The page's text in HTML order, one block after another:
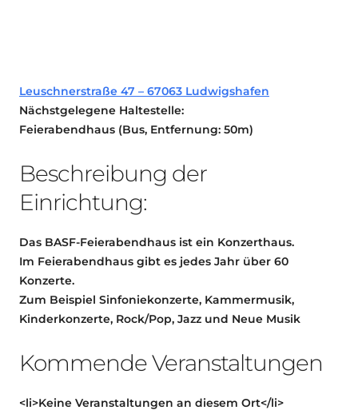
Leuschnerstraße 47 – 67063 Ludwigshafen
Nächstgelegene Haltestelle:
Feierabendhaus (Bus, Entfernung: 50m)
Beschreibung der
Einrichtung:
Das BASF-Feierabendhaus ist ein Konzerthaus.
Im Feierabendhaus gibt es jedes Jahr über 60
Konzerte.
Zum Beispiel Sinfoniekonzerte, Kammermusik,
Kinderkonzerte, Rock/Pop, Jazz und Neue Musik
Kommende Veranstaltungen
<li>Keine Veranstaltungen an diesem Ort</li>